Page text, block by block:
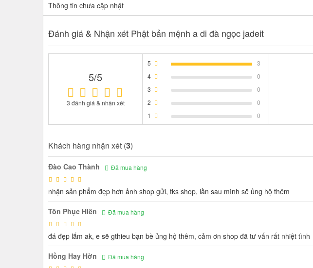
Thông tin chưa cập nhật
Đánh giá & Nhận xét Phật bản mệnh a di đà ngọc jadeit
5/5
3 đánh giá & nhận xét
5
3
4
0
3
0
2
0
1
0
Khách hàng nhận xét (3)
Đào Cao Thành Đã mua hàng
nhận sản phẩm đẹp hơn ảnh shop gửi, tks shop, lần sau mình sẽ ủng hộ thêm
Tôn Phục Hiền Đã mua hàng
đá đẹp lắm ak, e sẽ gthieu bạn bè ủng hộ thêm, cảm ơn shop đã tư vấn rất nhiệt tình
Hồng Hay Hờn Đã mua hàng